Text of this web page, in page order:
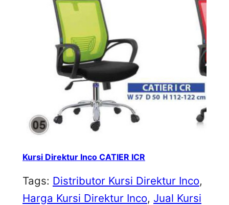
Kursi Direktur Inco CATIER ICR
Tags: Distributor Kursi Direktur Inco
Harga Kursi Direktur Inco, Jual Kursi